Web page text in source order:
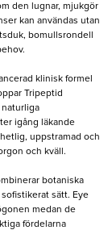
den lugnar, mjukgör
kan användas utan
bomullsrondell
klinisk formel
Tripeptid
naturliga
igång läkande
uppstramad och
och kväll.
botaniska
sätt. Eye
medan de
fördelarna